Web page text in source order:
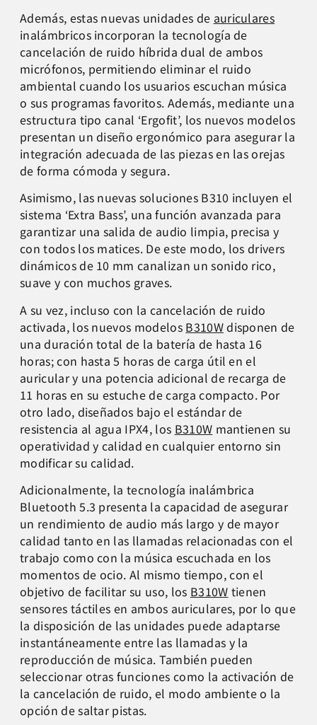
Además, estas nuevas unidades de auriculares
inalámbricos incorporan la tecnología de
cancelación de ruido híbrida dual de ambos
micrófonos, permitiendo eliminar el ruido
ambiental cuando los usuarios escuchan música
o sus programas favoritos. Además, mediante una
estructura tipo canal ‘Ergofit’, los nuevos modelos
presentan un diseño ergonómico para asegurar la
integración adecuada de las piezas en las orejas
de forma cómoda y segura.
Asimismo, las nuevas soluciones B310 incluyen el
sistema ‘Extra Bass’, una función avanzada para
garantizar una salida de audio limpia, precisa y
con todos los matices. De este modo, los drivers
dinámicos de 10 mm canalizan un sonido rico,
suave y con muchos graves.
A su vez, incluso con la cancelación de ruido
activada, los nuevos modelos B310Wdisponen de
una duración total de la batería de hasta 16
horas; con hasta 5 horas de carga útil en el
auricular y una potencia adicional de recarga de
11 horas en su estuche de carga compacto. Por
otro lado, diseñados bajo el estándar de
resistencia al agua IPX4, los B310W mantienen su
operatividad y calidad en cualquier entorno sin
modificar su calidad.
Adicionalmente, la tecnología inalámbrica
Bluetooth 5.3 presenta la capacidad de asegurar
un rendimiento de audio más largo y de mayor
calidad tanto en las llamadas relacionadas con el
trabajo como con la música escuchada en los
momentos de ocio. Al mismo tiempo, con el
objetivo de facilitar su uso, los B310W tienen
sensores táctiles en ambos auriculares, por lo que
la disposición de las unidades puede adaptarse
instantáneamente entre las llamadas y la
reproducción de música. También pueden
seleccionar otras funciones como la activación de
la cancelación de ruido, el modo ambiente o la
opción de saltar pistas.